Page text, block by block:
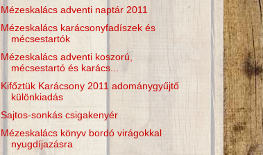
Mézeskalács adventi naptár 2011
Mézeskalács karácsonyfadíszek és
mécsestartók
Mézeskalács adventi koszorú,
mécsestartó és karács...
Kifőztük Karácsony 2011 adománygyűjtő
különkiadás
Sajtos-sonkás csigakenyér
Mézeskalács könyv bordó virágokkal
nyugdíjazásra